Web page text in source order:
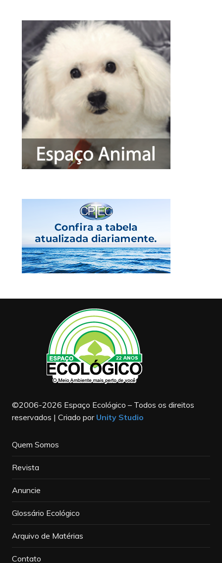
©2006-2026 Espaço Ecológico – Todos os direitos
reservados | Criado por Unity Studio
Quem Somos
Revista
Anuncie
Glossário Ecológico
Arquivo de Matérias
Contato